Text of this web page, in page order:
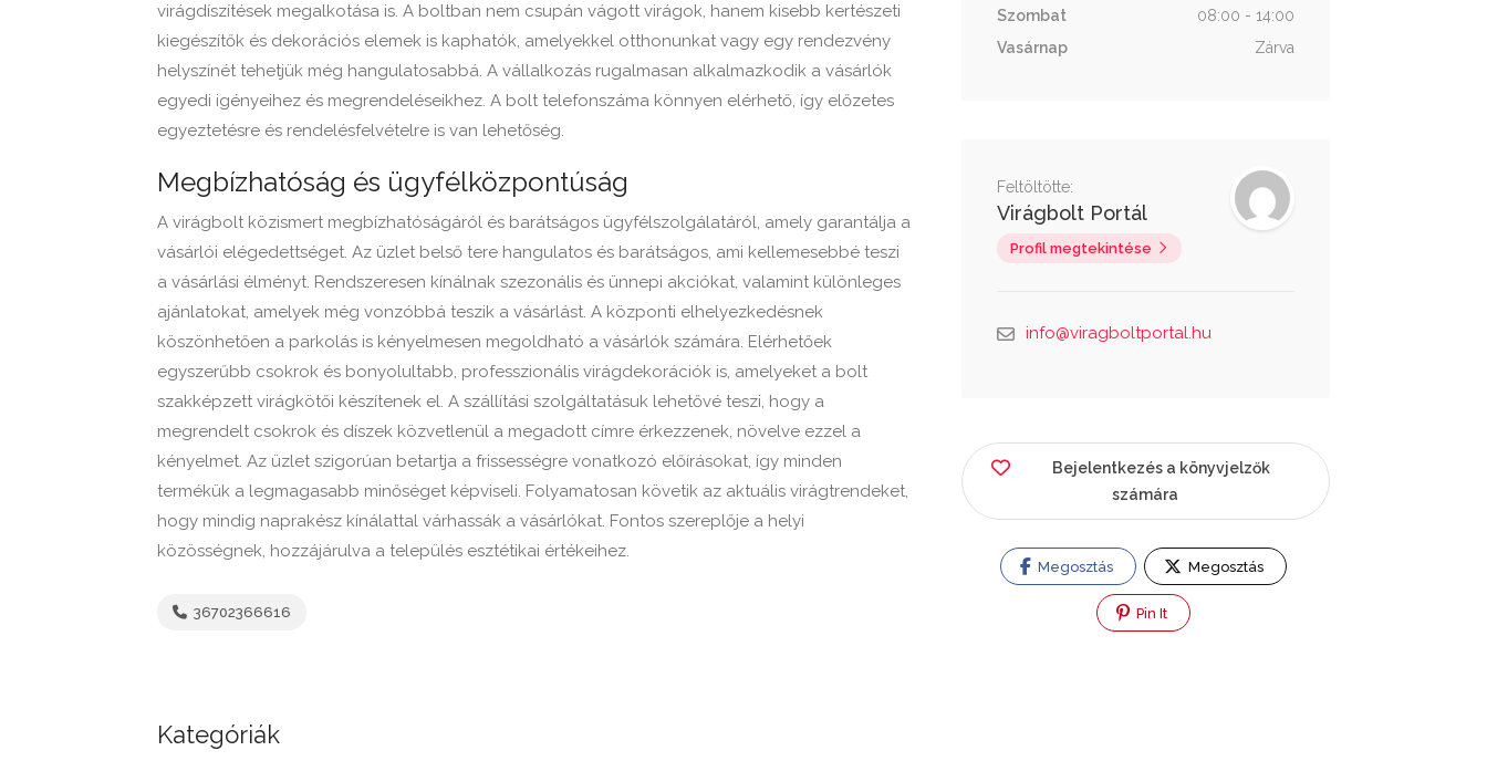
virágdíszítések megalkotása is. A boltban nem csupán vágott virágok, hanem kisebb kertészeti
kiegészítők és dekorációs elemek is kaphatók, amelyekkel otthonunkat vagy egy rendezvény
helyszínét tehetjük még hangulatosabbá. A vállalkozás rugalmasan alkalmazkodik a vásárlók
egyedi igényeihez és megrendeléseikhez. A bolt telefonszáma könnyen elérhető, így előzetes
egyeztetésre és rendelésfelvételre is van lehetőség.
Megbízhatóság és ügyfélközpontúság
A virágbolt közismert megbízhatóságáról és barátságos ügyfélszolgálatáról, amely garantálja a
vásárlói elégedettséget. Az üzlet belső tere hangulatos és barátságos, ami kellemesebbé teszi
a vásárlási élményt. Rendszeresen kínálnak szezonális és ünnepi akciókat, valamint különleges
ajánlatokat, amelyek még vonzóbbá teszik a vásárlást. A központi elhelyezkedésnek
köszönhetően a parkolás is kényelmesen megoldható a vásárlók számára. Elérhetőek
egyszerűbb csokrok és bonyolultabb, professzionális virágdekorációk is, amelyeket a bolt
szakképzett virágkötői készítenek el. A szállítási szolgáltatásuk lehetővé teszi, hogy a
megrendelt csokrok és díszek közvetlenül a megadott címre érkezzenek, növelve ezzel a
kényelmet. Az üzlet szigorúan betartja a frissességre vonatkozó előírásokat, így minden
termékük a legmagasabb minőséget képviseli. Folyamatosan követik az aktuális virágtrendeket,
hogy mindig naprakész kínálattal várhassák a vásárlókat. Fontos szereplője a helyi
közösségnek, hozzájárulva a település esztétikai értékeihez.
36702366616
Kategóriák
Szombat
08:00 - 14:00
Vasárnap
Zárva
Feltöltötte:
Virágbolt Portál
Profil megtekintése
info@viragboltportal.hu
Bejelentkezés a könyvjelzők
számára
Megosztás Megosztás
Pin It